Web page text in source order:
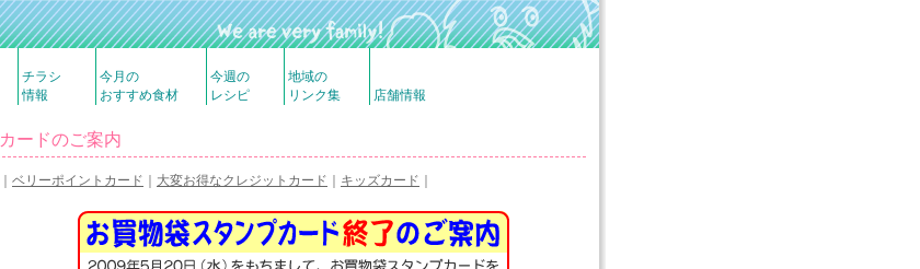
チラシ
情報
今月の
おすすめ食材
今週の
レシピ
地域の
リンク集
店舗情報
カードのご案内
ベリーポイントカード 大変お得なクレジットカード キッズカード